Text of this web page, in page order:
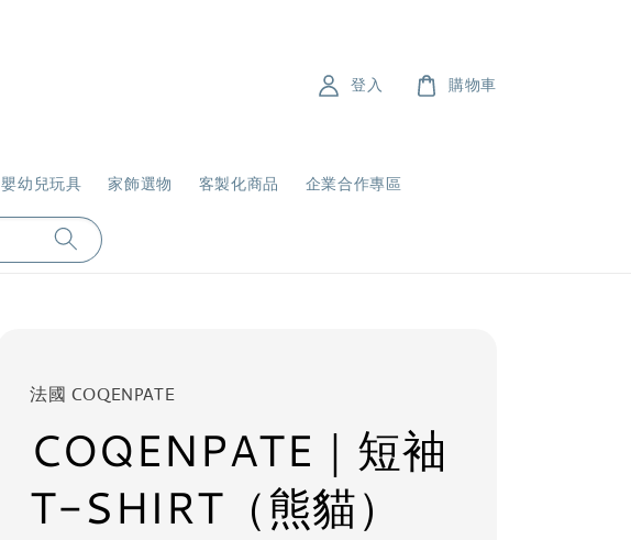
嬰幼兒玩具 家飾選物 客製化商品 企業合作專區
登入 購物車
法國 COQENPATE
COQENPATE｜短袖
T-SHIRT（熊貓）